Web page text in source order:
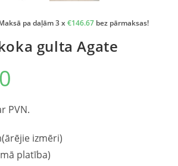
pa daļām 3 x€146.67 bez pārmaksas!
gulta Agate
PVN.
izmēri)
platība)